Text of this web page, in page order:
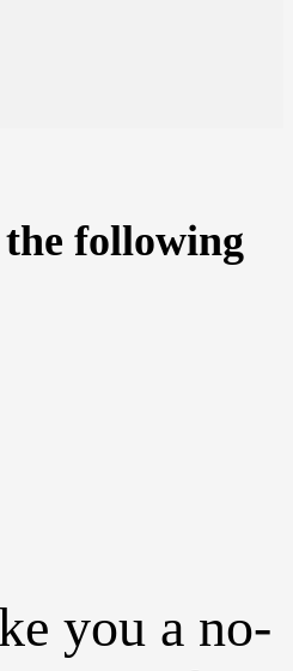
following
you a no-